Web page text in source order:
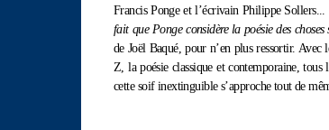
Francis Ponge et l’écrivain Philippe Sollers...
fait que Ponge considère la poésie des choses
de Joël Baqué, pour n’en plus ressortir.
Z, la poésie classique et contemporaine,
cette soif inextinguible s’approche tout de